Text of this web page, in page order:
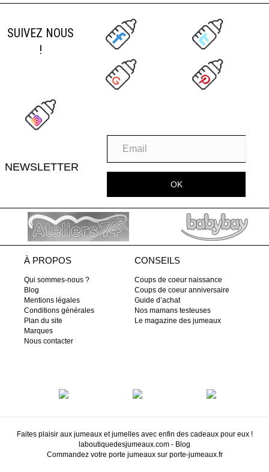
SUIVEZ NOUS
!
NEWSLETTER
OK
À PROPOS
Qui sommes-nous ?
Blog
Mentions légales
Conditions générales
Plan du site
Marques
Nous contacter
CONSEILS
Coups de coeur naissance
Coups de coeur anniversaire
Guide d’achat
Nos mamans testeuses
Le magazine des jumeaux
Faites plaisir aux jumeaux et jumelles avec enfin des cadeaux pour eux !
laboutiquedesjumeaux.com - Blog
Commandez votre porte jumeaux sur porte-jumeaux.fr